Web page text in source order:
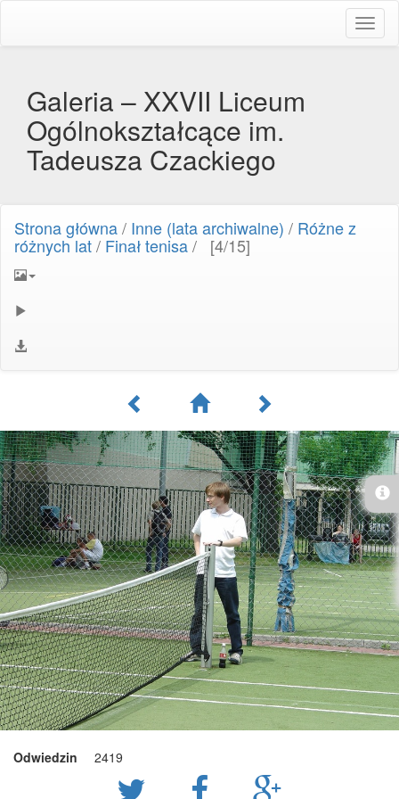
Galeria – XXVII Liceum
Ogólnokształcące im.
Tadeusza Czackiego
Strona główna/ Inne (lata archiwalne) / Różne z
różnych lat/ Finał tenisa/ [4/15]
Odwiedzin 2419